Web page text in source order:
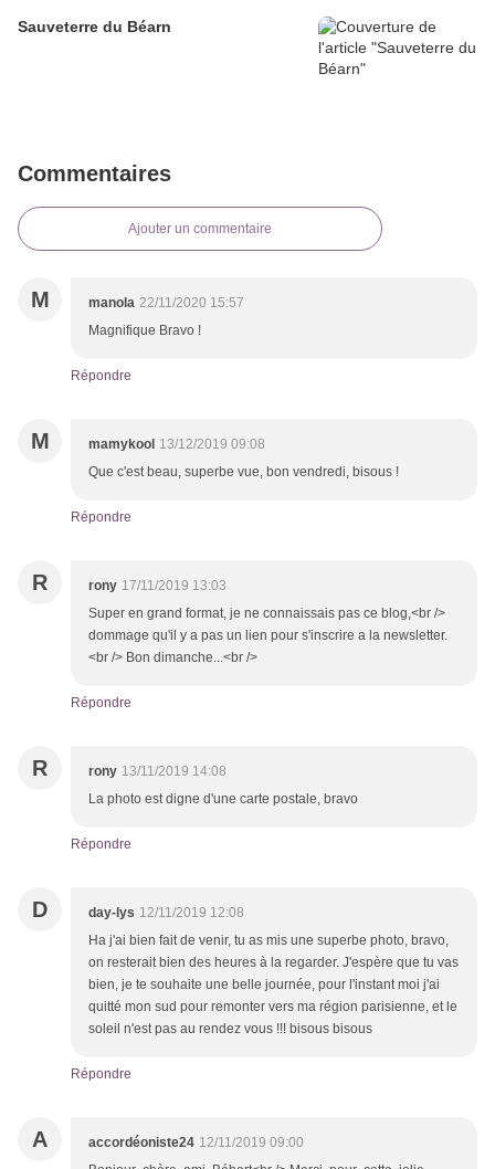
Sauveterre du Béarn
Commentaires
Ajouter un commentaire
M manola 22/11/2020 15:57
Magnifique Bravo !
Répondre
M mamykool 13/12/2019 09:08
Que c'est beau, superbe vue, bon vendredi, bisous !
Répondre
R rony 17/11/2019 13:03
Super en grand format, je ne connaissais pas ce blog,<br />
dommage qu'il y a pas un lien pour s'inscrire a la newsletter.
<br /> Bon dimanche...<br />
Répondre
R rony 13/11/2019 14:08
La photo est digne d'une carte postale, bravo
Répondre
D day-lys 12/11/2019 12:08
Ha j'ai bien fait de venir, tu as mis une superbe photo, bravo,
on resterait bien des heures à la regarder. J'espère que tu vas
bien, je te souhaite une belle journée, pour l'instant moi j'ai
quitté mon sud pour remonter vers ma région parisienne, et le
soleil n'est pas au rendez vous !!! bisous bisous
Répondre
A accordéoniste24 12/11/2019 09:00